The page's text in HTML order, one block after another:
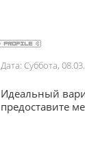
Дата: Суббота,
Идеальный
предоставите